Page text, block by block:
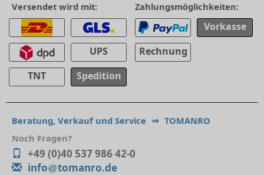
Versendet wird mit:
UPS
TNT
Spedition
Zahlungsmöglichkeiten:
Vorkasse
Rechnung
Beratung, Verkauf und Service ⇒ TOMANRO
Noch Fragen?
+49 (0)40 537 986 42-0
info
tomanro.de